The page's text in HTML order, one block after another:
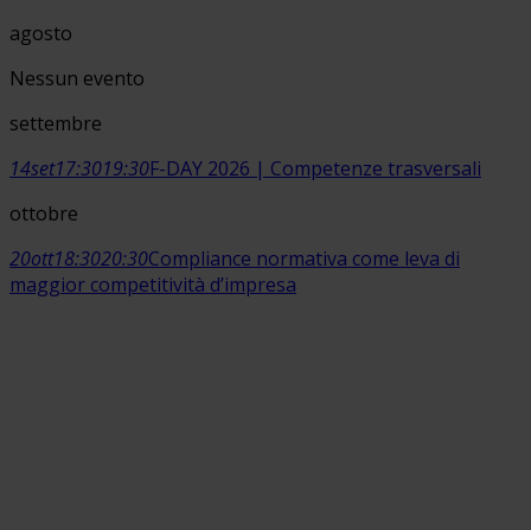
agosto
Nessun evento
settembre
14set17:3019:30F-DAY 2026 | Competenze trasversali
ottobre
20ott18:3020:30Compliance normativa come leva di
maggior competitività d’impresa